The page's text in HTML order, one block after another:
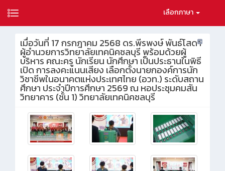
เลือกภาษา
เมื่อวันที่ 17 กรกฎาคม 2568 ดร.พีรพงษ์ พันธ์โสดา
ผู้อำนวยการวิทยาลัยเทคนิคชลบุรี พร้อมด้วยผู้
บริหาร คณะครู นักเรียน นักศึกษา เป็นประธานในพิธี
เปิด การลงคะแนนเสียง เลือกตั้งนายกองค์การนัก
วิชาชีพในอนาคตแห่งประเทศไทย (อวท.) ระดับสถาน
ศึกษา ประจำปีการศึกษา 2569 ณ หอประชุมคมสัน
วิทยาคาร (ชั้น 1) วิทยาลัยเทคนิคชลบุรี